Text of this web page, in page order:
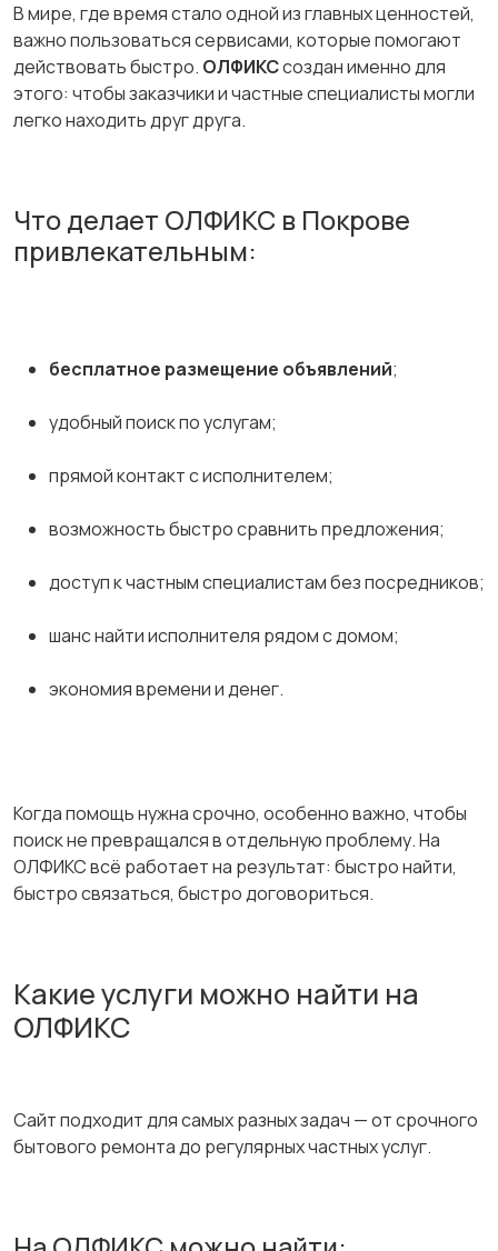
В мире, где время стало одной из главных ценностей,
важно пользоваться сервисами, которые помогают
действовать быстро. ОЛФИКСсоздан именно для
этого: чтобы заказчики и частные специалисты могли
легко находить друг друга.
Что делает ОЛФИКС в Покрове
привлекательным:
бесплатное размещение объявлений;
удобный поиск по услугам;
прямой контакт с исполнителем;
возможность быстро сравнить предложения;
доступ к частным специалистам без посредников;
шанс найти исполнителя рядом с домом;
экономия времени и денег.
Когда помощь нужна срочно, особенно важно, чтобы
поиск не превращался в отдельную проблему. На
ОЛФИКС всё работает на результат: быстро найти,
быстро связаться, быстро договориться.
Какие услуги можно найти на
ОЛФИКС
Сайт подходит для самых разных задач — от срочного
бытового ремонта до регулярных частных услуг.